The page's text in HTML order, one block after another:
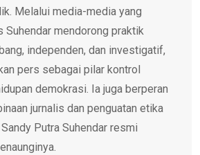
Melalui media-media yang
Suhendar mendorong praktik
independen, dan investigatif,
pers sebagai pilar kontrol
demokrasi. Ia juga berperan
jurnalis dan penguatan etika
Putra Suhendar resmi